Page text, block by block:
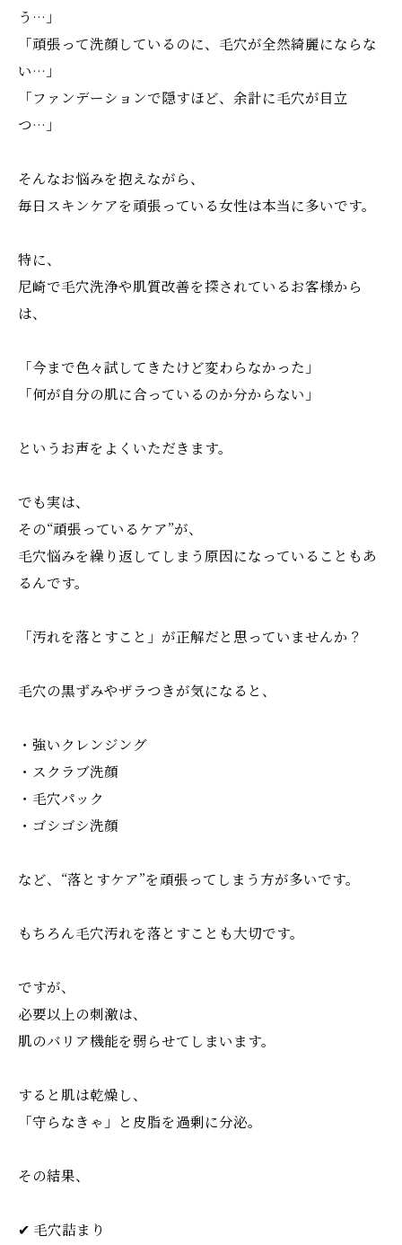
う…」
「頑張って洗顔しているのに、毛穴が全然綺麗にならな
い…」
「ファンデーションで隠すほど、余計に毛穴が目立
つ…」
そんなお悩みを抱えながら、
毎日スキンケアを頑張っている女性は本当に多いです。
特に、
尼崎で毛穴洗浄や肌質改善を探されているお客様から
は、
「今まで色々試してきたけど変わらなかった」
「何が自分の肌に合っているのか分からない」
というお声をよくいただきます。
でも実は、
その“頑張っているケア”が、
毛穴悩みを繰り返してしまう原因になっていることもあ
るんです。
「汚れを落とすこと」が正解だと思っていませんか？
毛穴の黒ずみやザラつきが気になると、
・強いクレンジング
・スクラブ洗顔
・毛穴パック
・ゴシゴシ洗顔
など、“落とすケア”を頑張ってしまう方が多いです。
もちろん毛穴汚れを落とすことも大切です。
ですが、
必要以上の刺激は、
肌のバリア機能を弱らせてしまいます。
すると肌は乾燥し、
「守らなきゃ」と皮脂を過剰に分泌。
その結果、
✔ 毛穴詰まり